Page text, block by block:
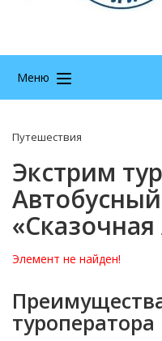
Меню
Путешествия
Экстрим
Элемент не найден!
туроператора